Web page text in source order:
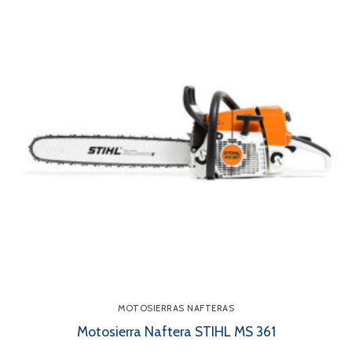
MOTOSIERRAS NAFTERAS
Motosierra Naftera STIHL MS 361